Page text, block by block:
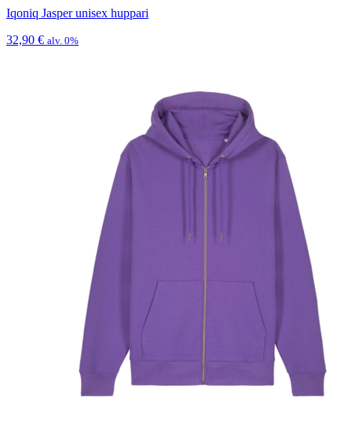
Iqoniq Jasper unisex huppari
32,90 € alv. 0%